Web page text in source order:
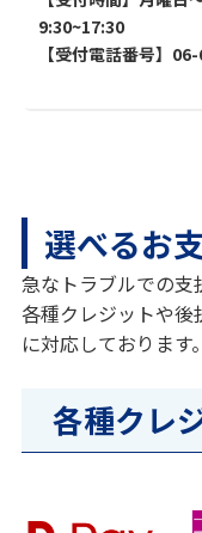
9:30~17:30
【受付電話番号】
選べるお
急なトラブルでの支
各種クレジットや後
に対応しております。
各種クレ